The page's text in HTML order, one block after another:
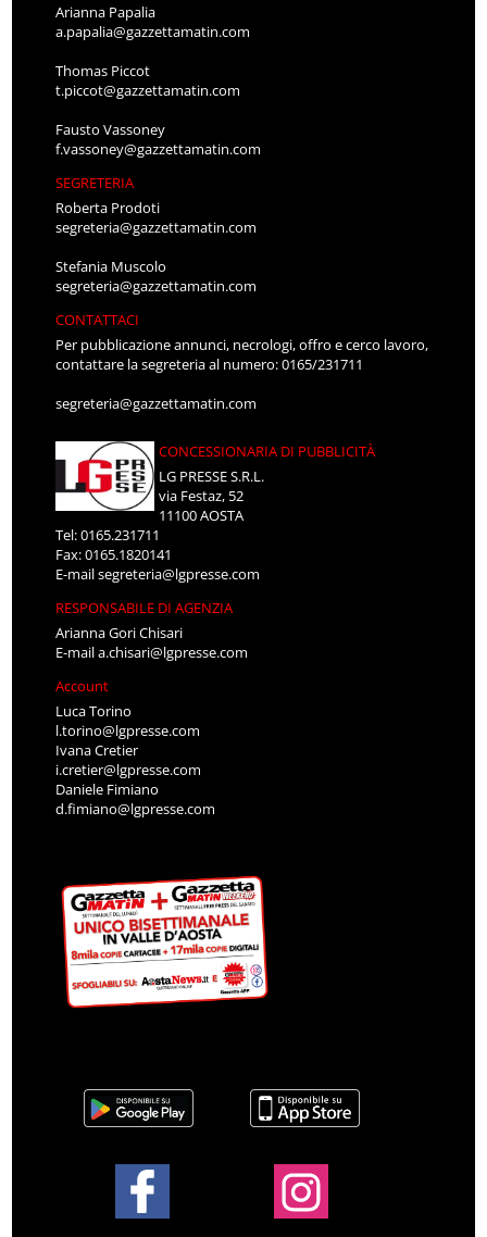
Arianna Papalia
a.papalia@gazzettamatin.com
Thomas Piccot
t.piccot@gazzettamatin.com
Fausto Vassoney
f.vassoney@gazzettamatin.com
SEGRETERIA
Roberta Prodoti
segreteria@gazzettamatin.com
Stefania Muscolo
segreteria@gazzettamatin.com
CONTATTACI
Per pubblicazione annunci, necrologi, offro e cerco lavoro,
contattare la segreteria al numero: 0165/231711
segreteria@gazzettamatin.com
CONCESSIONARIA DI PUBBLICITÀ
LG PRESSE S.R.L.
via Festaz, 52
11100 AOSTA
Tel: 0165.231711
Fax: 0165.1820141
E-mailsegreteria@lgpresse.com
RESPONSABILE DI AGENZIA
Arianna Gori Chisari
E-maila.chisari@lgpresse.com
Account
Luca Torino
l.torino@lgpresse.com
Ivana Cretier
i.cretier@lgpresse.com
Daniele Fimiano
d.fimiano@lgpresse.com